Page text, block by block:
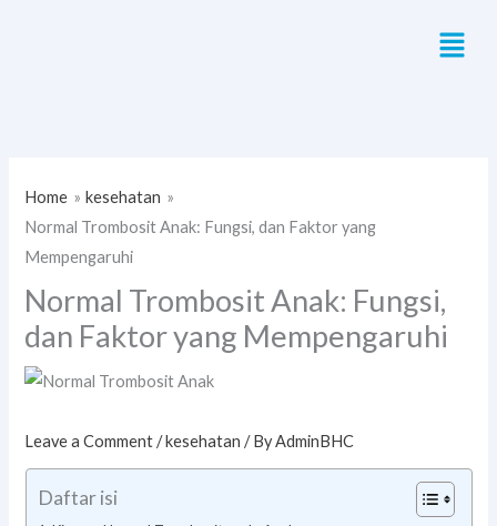
Menu
Home
kesehatan
Normal Trombosit Anak: Fungsi, dan Faktor yang
Mempengaruhi
Normal Trombosit Anak: Fungsi,
dan Faktor yang Mempengaruhi
Leave a Comment /kesehatan / ByAdminBHC
Daftar isi